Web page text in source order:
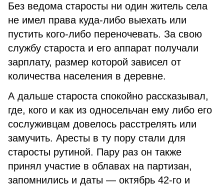
Без ведома старосты ни один житель села
не имел права куда-либо выехать или
пустить кого-либо переночевать. За свою
службу староста и его аппарат получали
зарплату, размер которой зависел от
количества населения в деревне.
А дальше староста спокойно рассказывал,
где, кого и как из односельчан ему либо его
сослуживцам довелось расстрелять или
замучить. Аресты в ту пору стали для
старосты рутиной. Пару раз он также
принял участие в облавах на партизан,
запомнились и даты — октябрь 42-го и